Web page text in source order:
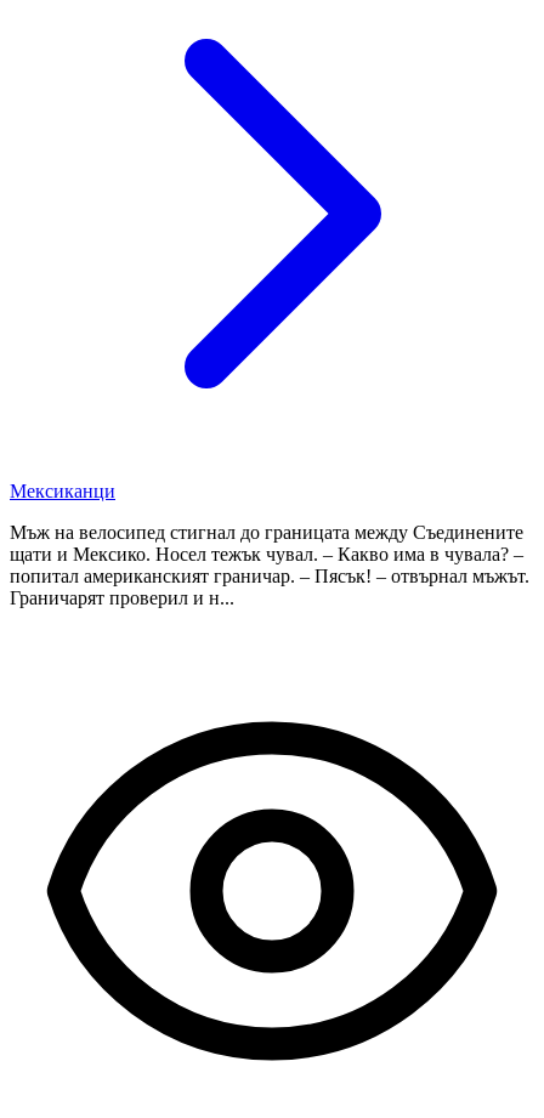
Мексиканци
Мъж на велосипед стигнал до границата между Съединените
щати и Мексико. Носел тежък чувал. – Какво има в чувала? –
попитал американският граничар. – Пясък! – отвърнал мъжът.
Граничарят проверил и н...